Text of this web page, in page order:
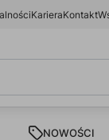
KarieraKontakt
NOWOŚCI